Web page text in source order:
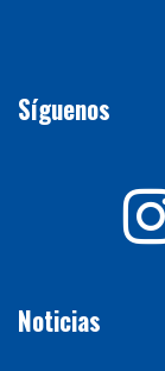
Síguenos
Noticias